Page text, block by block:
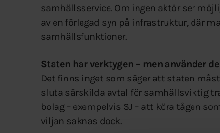
samhällsservice. Om ingen aktör ser
av en förlegad syn på infrastruktur, där
samhällsfunktioner.
Staten har verktygen – men använder
Det finns inget som säger att staten
sluta särskilda avtal för samhällsviktig
bolag – exempelvis SJ – att köra tågen
viljan saknas dock.